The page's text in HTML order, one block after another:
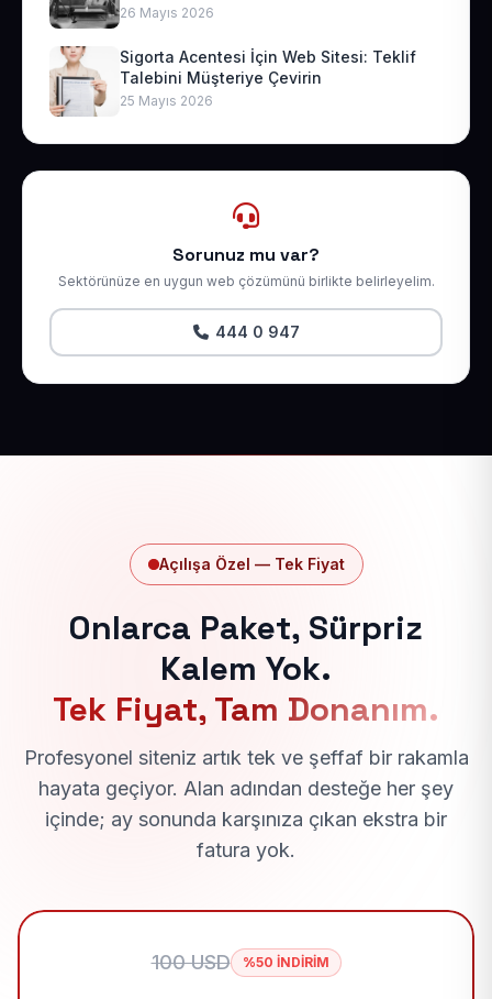
26 Mayıs 2026
Sigorta Acentesi İçin Web Sitesi: Teklif
Talebini Müşteriye Çevirin
25 Mayıs 2026
Sorunuz mu var?
Sektörünüze en uygun web çözümünü birlikte belirleyelim.
444 0 947
Açılışa Özel — Tek Fiyat
Onlarca Paket, Sürpriz
Kalem Yok.
Tek Fiyat, Tam Donanım.
Profesyonel siteniz artık tek ve şeffaf bir rakamla
hayata geçiyor. Alan adından desteğe her şey
içinde; ay sonunda karşınıza çıkan ekstra bir
fatura yok.
100 USD %50 İNDİRİM